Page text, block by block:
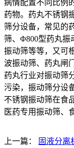
病情配置不同比例
药物。药丸不锈钢
筛分设备，常见的
筛、Φ800型药丸振
振动筛等等，又可
波振动筛、药丸闸
药丸行业对振动筛
污染，振动筛分设
不锈钢振动筛在食
医药专用振动筛、
上一篇： 固液分离